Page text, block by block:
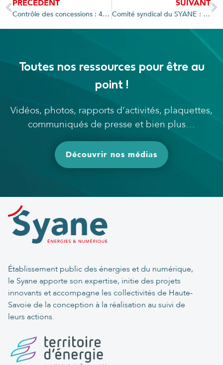
PRÉCÉDENT
Contrôle des concessions : 4ème journée régionale d’échanges de l’USéRA
SUIVANT
Comité syndical du SYANE : un budget 2012 de 126M€
Toutes nos ressources pour être au
point !
Vidéos, photos, rapports d’activités, plaquettes,
communiqués de presse et bien plus…
Découvrir nos médias
Établissement public des énergies et du numérique,
le Syane apporte son expertise, initie des projets
innovants et accompagne les collectivités de Haute-
Savoie de la conception à la réalisation au suivi de
leurs actions.